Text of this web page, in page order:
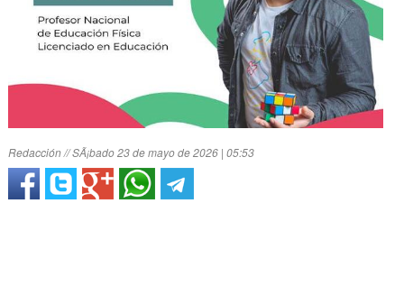
Redacción // SÃ¡bado 23 de mayo de 2026 | 05:53